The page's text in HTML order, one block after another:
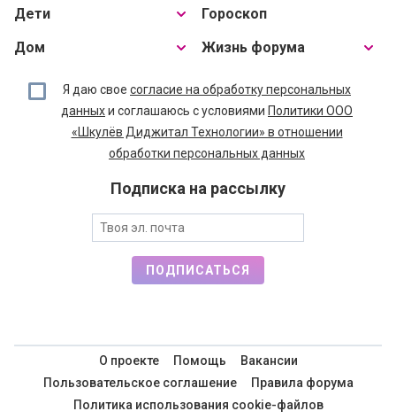
Дети
Дом
Гороскоп
Жизнь форума
Я даю свое согласие на обработку персональных
данныхи соглашаюсь с условиями Политики ООО
«Шкулёв Диджитал Технологии» в отношении
обработки персональных данных
Подписка на рассылку
ПОДПИСАТЬСЯ
О проекте Помощь
Вакансии
Пользовательское соглашение
Правила форума
Политика использования cookie-файлов